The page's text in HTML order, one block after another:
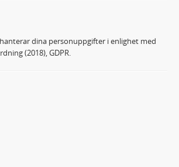
dina personuppgifter i enlighet med
(2018), GDPR.